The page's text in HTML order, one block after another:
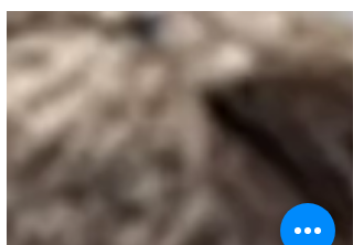
Noivos que querem viajar pelo Brasil.